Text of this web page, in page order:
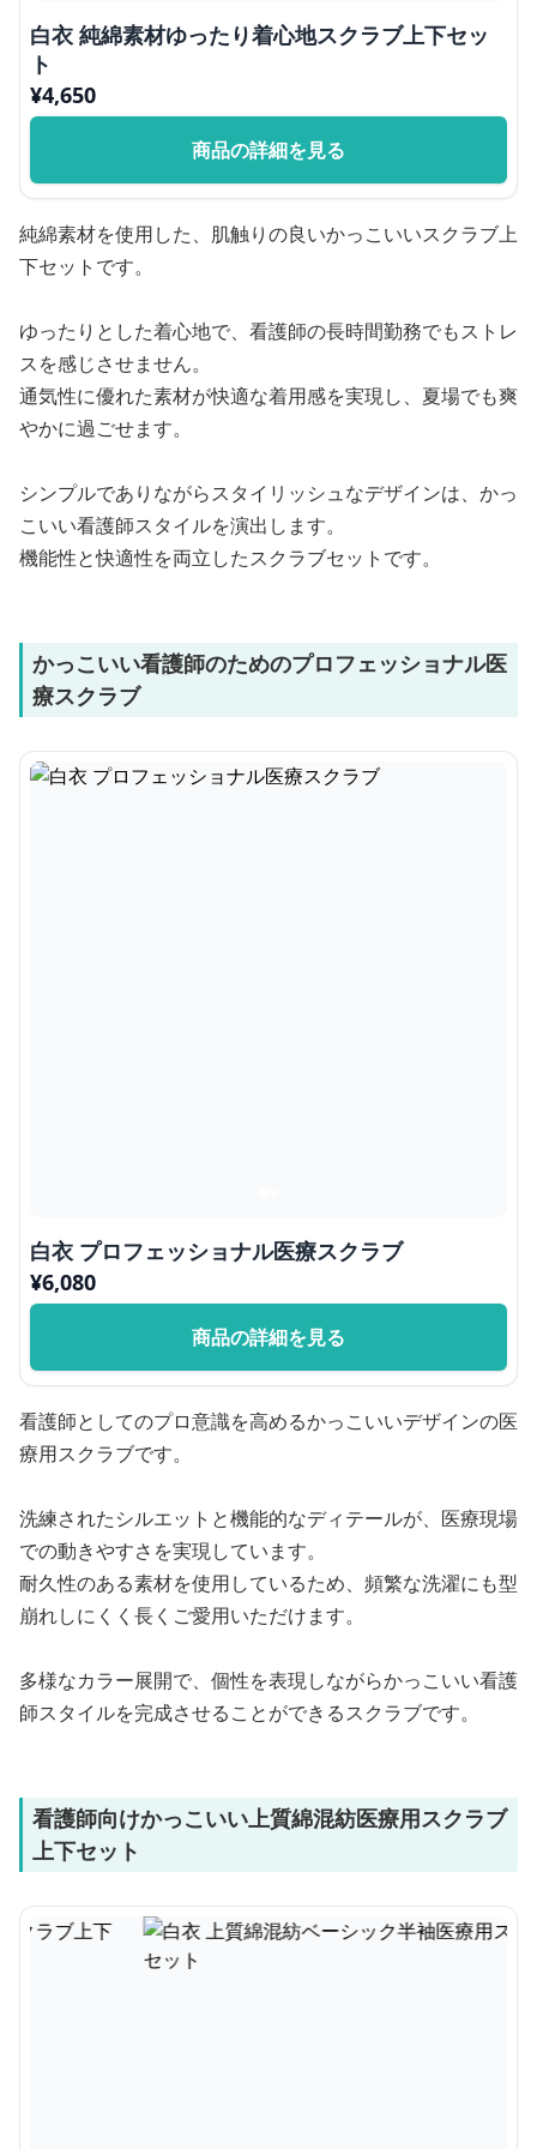
白衣 純綿素材ゆったり着心地スクラブ上下セッ
ト
¥4,650
商品の詳細を見る
純綿素材を使用した、肌触りの良いかっこいいスクラブ上
下セットです。
ゆったりとした着心地で、看護師の長時間勤務でもストレ
スを感じさせません。
通気性に優れた素材が快適な着用感を実現し、夏場でも爽
やかに過ごせます。
シンプルでありながらスタイリッシュなデザインは、かっ
こいい看護師スタイルを演出します。
機能性と快適性を両立したスクラブセットです。
かっこいい看護師のためのプロフェッショナル医
療スクラブ
白衣 プロフェッショナル医療スクラブ
¥6,080
商品の詳細を見る
看護師としてのプロ意識を高めるかっこいいデザインの医
療用スクラブです。
洗練されたシルエットと機能的なディテールが、医療現場
での動きやすさを実現しています。
耐久性のある素材を使用しているため、頻繁な洗濯にも型
崩れしにくく長くご愛用いただけます。
多様なカラー展開で、個性を表現しながらかっこいい看護
師スタイルを完成させることができるスクラブです。
看護師向けかっこいい上質綿混紡医療用スクラブ
上下セット